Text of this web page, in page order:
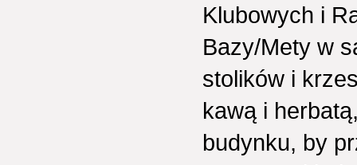
Klubowych i
Bazy/Mety w
stolików i
kawą i
budynku, by